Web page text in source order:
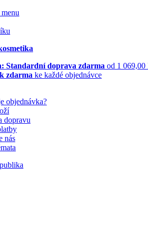
Standardní doprava zdarma od 1 069,00
zdarma ke každé objednávce
objednávka?
dopravu
nás